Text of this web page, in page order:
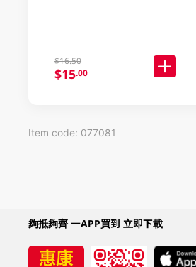
$16.50
$15.00
Item code: 077081
夠抵夠齊 一APP買到 立即下載